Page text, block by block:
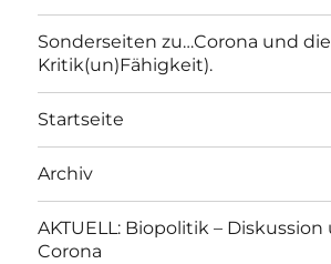
Sonderseiten zu…Corona und
Kritik(un)Fähigkeit).
Startseite
Archiv
AKTUELL: Biopolitik – Diskussion
Corona